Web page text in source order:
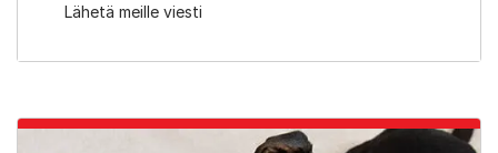
Lähetä meille viesti